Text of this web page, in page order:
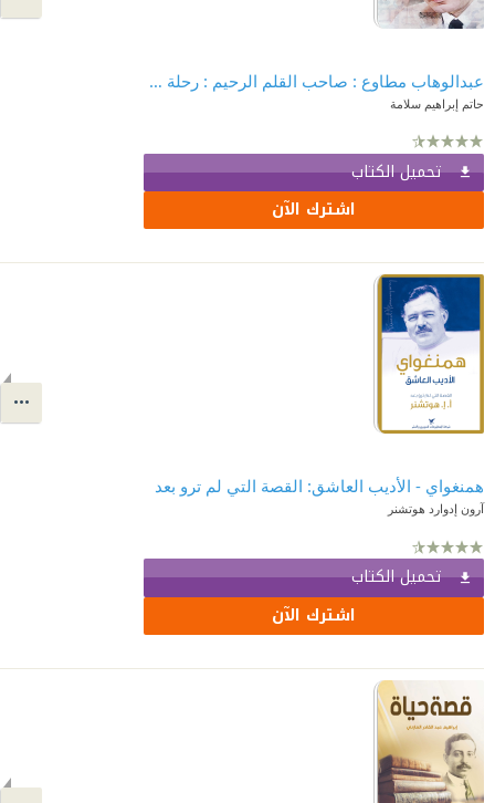
عبدالوهاب مطاوع : صاحب القلم الرحيم : رحلة في حياة الكاتب والإنسان
حاتم إبراهيم سلامة
تحميل الكتاب
اشترك الآن
همنغواي - الأديب العاشق: القصة التي لم ترو بعد
آرون إدوارد هوتشنر
تحميل الكتاب
اشترك الآن